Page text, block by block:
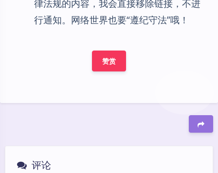
律法规的内容，我会直接移除链接，不进
行通知。网络世界也要“遵纪守法”哦！
赞赏
评论